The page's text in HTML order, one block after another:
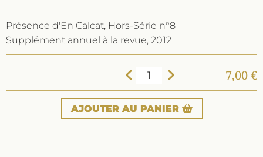
Présence d'En Calcat, Hors-Série n°8
Supplément annuel à la revue, 2012
7,00 €
AJOUTER AU PANIER